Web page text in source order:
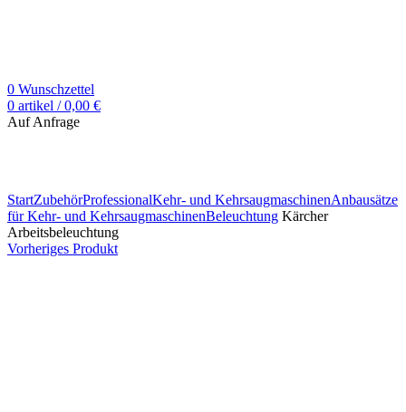
0 Wunschzettel
0 artikel / 0,00 €
Auf Anfrage
StartZubehörProfessionalKehr- und KehrsaugmaschinenAnbausätze
für Kehr- und KehrsaugmaschinenBeleuchtung Kärcher
Arbeitsbeleuchtung
Vorheriges Produkt